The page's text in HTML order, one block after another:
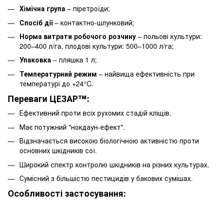
Хімічна група – піретроїди;
Спосіб дії– контактно-шлунковий;
Норма витрати робочого розчину – польові культури:
200–400 л/га, плодові культури: 500–1000 л/га;
Упаковка – пляшка 1 л;
Температурний режим – найвища ефективність при
температурі до +24°C.
Переваги ЦЕЗАР™:
Ефективний проти всіх рухомих стадій кліщів.
Має потужний "нокдаун-ефект".
Відзначається високою біологічною активністю проти
основних шкідників сої.
Широкий спектр контролю шкідників на різних культурах.
Сумісний з більшістю пестицидів у бакових сумішах.
Особливості застосування: